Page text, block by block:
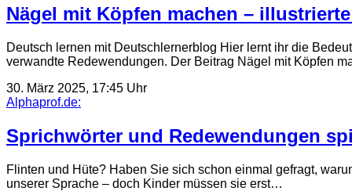
Nägel mit Köpfen machen –
Deutsch lernen mit Deutschlernerblog Hier lernt ihr die
verwandte Redewendungen. Der Beitrag Nägel mit Köpfen
30. März 2025, 17:45 Uhr
Alphaprof.de:
Sprichwörter und Redewendungen
Flinten und Hüte? Haben Sie sich schon einmal gefragt,
unserer Sprache – doch Kinder müssen sie erst…